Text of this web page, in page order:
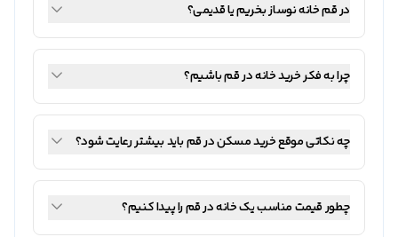
در قم خانه نوساز بخریم یا قدیمی؟
چرا به فکر خرید خانه در قم باشیم؟
چه نکاتی موقع خرید مسکن در قم باید بیشتر رعایت شود؟
چطور قیمت مناسب یک خانه در قم را پیدا کنیم؟